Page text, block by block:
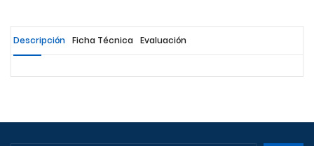
Descripción Ficha Técnica Evaluación